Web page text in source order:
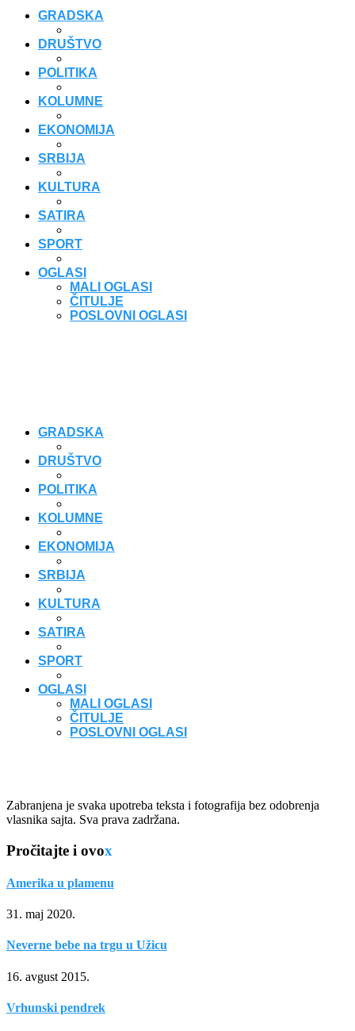
GRADSKA
DRUŠTVO
POLITIKA
KOLUMNE
EKONOMIJA
SRBIJA
KULTURA
SATIRA
SPORT
OGLASI
MALI OGLASI
ČITULJE
POSLOVNI OGLASI
GRADSKA
DRUŠTVO
POLITIKA
KOLUMNE
EKONOMIJA
SRBIJA
KULTURA
SATIRA
SPORT
OGLASI
MALI OGLASI
ČITULJE
POSLOVNI OGLASI
Zabranjena je svaka upotreba teksta i fotografija bez odobrenja
vlasnika sajta. Sva prava zadržana.
Pročitajte i ovox
Amerika u plamenu
31. maj 2020.
Neverne bebe na trgu u Užicu
16. avgust 2015.
Vrhunski pendrek